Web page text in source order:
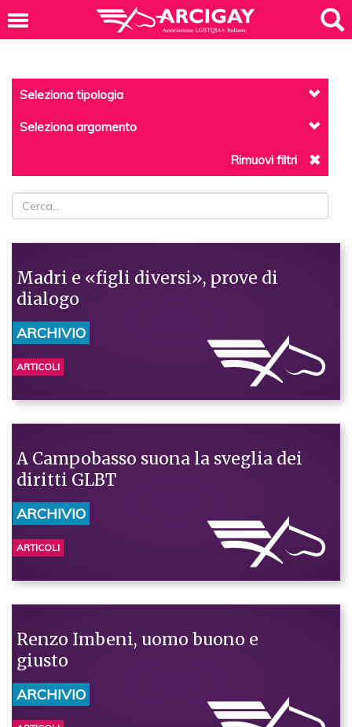
Seleziona tipologia
Seleziona argomento
Rimuovi filtri
Madri e «figli diversi», prove di
dialogo
ARCHIVIO
ARTICOLI
A Campobasso suona la sveglia dei
diritti GLBT
ARCHIVIO
ARTICOLI
Renzo Imbeni, uomo buono e
giusto
ARCHIVIO